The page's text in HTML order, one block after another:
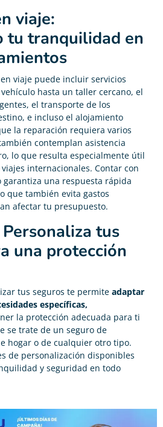
viaje:
tu tranquilidad en
viaje puede incluir servicios
hasta un taller cercano, el
el transporte de los
e incluso el alojamiento
la reparación requiera varios
contemplan asistencia
lo que resulta especialmente útil
internacionales. Contar con
garantiza una respuesta rápida
que también evita gastos
afectar tu presupuesto.
tus
una protección
tus seguros te permite adaptar
específicas,
la protección adecuada para ti
se trate de un seguro de
hogar o de cualquier otro tipo.
de personalización disponibles
y seguridad en todo